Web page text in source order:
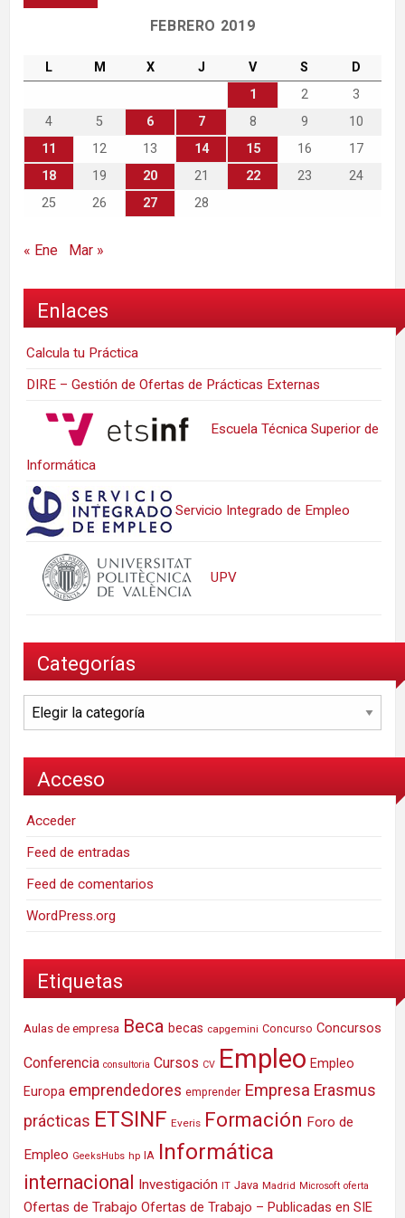
FEBRERO 2019
L M X J V S
D
1
2
3
4
5 6 7 8 9
10
11
12 13 14 15 16
17
18
19 20 21 22 23
24
25
26 27 28
« Ene Mar »
Enlaces
Calcula tu Práctica
DIRE – Gestión de Ofertas de Prácticas Externas
Escuela Técnica Superior de
Informática
Servicio Integrado de Empleo
UPV
Categorías
Categorías
Acceso
Acceder
Feed de entradas
Feed de comentarios
WordPress.org
Etiquetas
Aulas de empresa Beca becas capgemini Concurso Concursos
Conferencia consultoria Cursos CV Empleo Empleo
Europa emprendedores emprender Empresa Erasmus
prácticas ETSINF Everis Formación Foro de
Empleo GeeksHubs hp IA Informática
internacional Investigación IT Java Madrid Microsoft oferta
Ofertas de Trabajo Ofertas de Trabajo – Publicadas en SIE